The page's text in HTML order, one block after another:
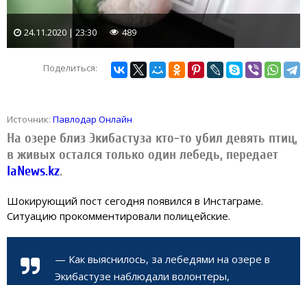
24.11.2020 | 23:30 489
Поделиться:
Источник: Павлодар Онлайн
На озере близ Экибастуза кто-то убил девять птиц,
в живых остался только один лебедь, передает
IaNews.kz.
Шокирующий пост сегодня появился в Инстаграме.
Ситуацию прокомментировали полицейские.
— Как выяснилось, за лебедями на озере в
Экибастузе наблюдали волонтеры,